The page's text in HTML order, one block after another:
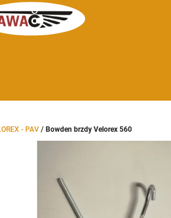
- PAV / Bowden brzdy Velorex 560